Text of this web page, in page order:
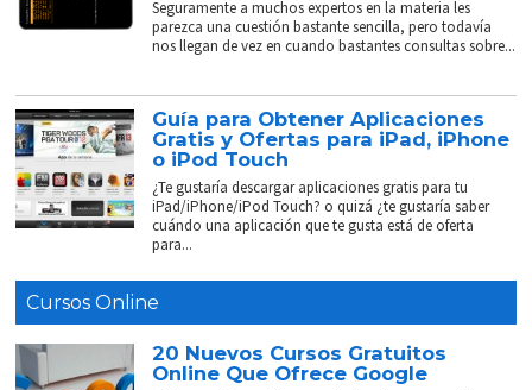
Seguramente a muchos expertos en la materia les
parezca una cuestión bastante sencilla, pero todavía
nos llegan de vez en cuando bastantes consultas sobre...
Guía para Obtener Aplicaciones
Gratis y Ofertas para iPad, iPhone
o iPod Touch
¿Te gustaría descargar aplicaciones gratis para tu
iPad/iPhone/iPod Touch? o quizá ¿te gustaría saber
cuándo una aplicación que te gusta está de oferta
para...
Cursos Online
20 Nuevos Cursos Gratuitos
Online Que Ofrece Google